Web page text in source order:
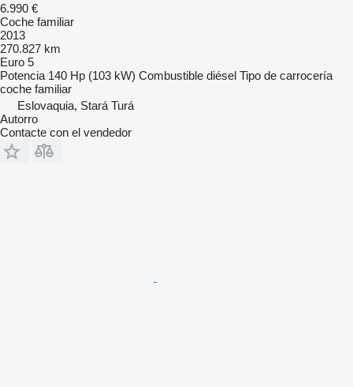
6.990 €
Coche familiar
2013
270.827 km
Euro 5
Potencia 140 Hp (103 kW) Combustible diésel Tipo de carrocería
coche familiar
Eslovaquia, Stará Turá
Autorro
Contacte con el vendedor